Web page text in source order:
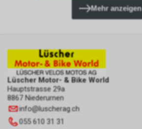
Mehr anzeigen
Lüscher Motor- & Bike World
Hauptstrasse 29a
8867 Niederurnen
info@luscherag.ch
055 610 31 31